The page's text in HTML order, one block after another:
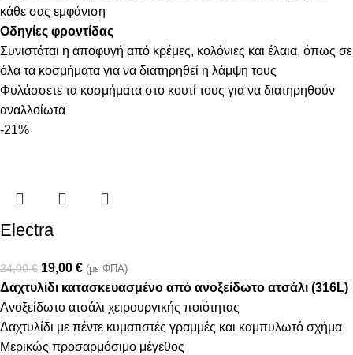
κάθε σας εμφάνιση
Οδηγίες φροντίδας
Συνιστάται η αποφυγή από κρέμες, κολόνιες και έλαια, όπως σε
όλα τα κοσμήματα για να διατηρηθεί η λάμψη τους
Φυλάσσετε τα κοσμήματα στο κουτί τους για να διατηρηθούν
αναλλοίωτα
-21%
Electra
24,00€ 19,00 € (με ΦΠΑ)
Δαχτυλίδι κατασκευασμένο από ανοξείδωτο ατσάλι (316L)
Ανοξείδωτο ατσάλι χειρουργικής ποιότητας
Δαχτυλίδι με πέντε κυματιστές γραμμές και καμπυλωτό σχήμα
Μερικώς προσαρμόσιμο μέγεθος